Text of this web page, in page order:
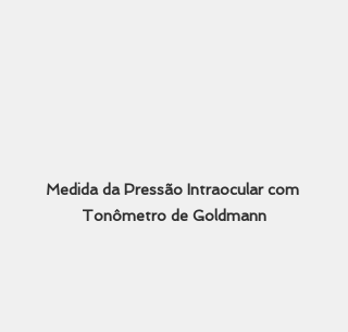
Medida da Pressão Intraocular com
Tonômetro de Goldmann